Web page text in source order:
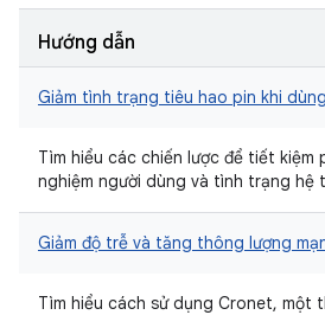
Hướng dẫn
Giảm tình trạng tiêu hao pin khi
Tìm hiểu các chiến lược để tiết kiệm
nghiệm người dùng và tình trạng hệ
Giảm độ trễ và tăng thông lượng
Tìm hiểu cách sử dụng Cronet, một